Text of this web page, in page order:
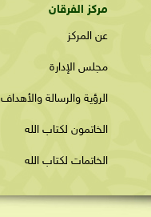
مركز الفرقان
عن المركز
مجلس الإدارة
الرؤية والرسالة والأهداف
الخاتمون لكتاب الله
الخاتمات لكتاب الله